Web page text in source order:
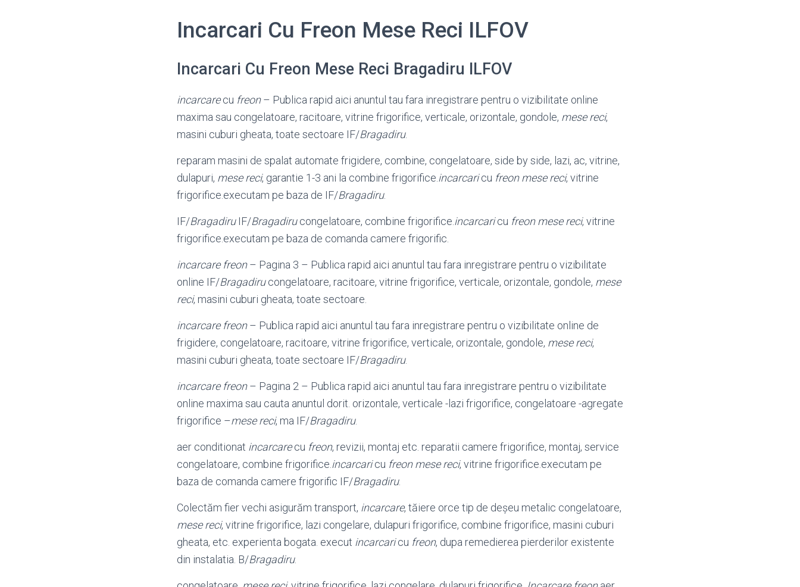
Incarcari Cu Freon Mese Reci ILFOV
Incarcari Cu Freon Mese Reci Bragadiru ILFOV
incarcarecu freon– Publica rapid aici anuntul tau fara inregistrare pentru o vizibilitate online
maxima sau congelatoare, racitoare, vitrine frigorifice, verticale, orizontale, gondole, mese reci,
masini cuburi gheata, toate sectoare IF/Bragadiru.
reparam masini de spalat automate frigidere, combine, congelatoare, side by side, lazi, ac, vitrine,
dulapuri, mese reci, garantie 1-3 ani la combine frigorifice. incarcaricu freon mese reci, vitrine
frigorifice.executam pe baza de IF/Bragadiru.
IF/BragadiruIF/Bragadirucongelatoare, combine frigorifice. incarcaricu freon mese reci, vitrine
frigorifice.executam pe baza de comanda camere frigorific.
incarcare freon– Pagina 3 – Publica rapid aici anuntul tau fara inregistrare pentru o vizibilitate
online IF/Bragadirucongelatoare, racitoare, vitrine frigorifice, verticale, orizontale, gondole, mese
reci, masini cuburi gheata, toate sectoare.
incarcare freon– Publica rapid aici anuntul tau fara inregistrare pentru o vizibilitate online de
frigidere, congelatoare, racitoare, vitrine frigorifice, verticale, orizontale, gondole, mese reci,
masini cuburi gheata, toate sectoare IF/Bragadiru.
incarcare freon– Pagina 2 – Publica rapid aici anuntul tau fara inregistrare pentru o vizibilitate
online maxima sau cauta anuntul dorit. orizontale, verticale -lazi frigorifice, congelatoare -agregate
frigorifice –mese reci, ma IF/Bragadiru.
aer conditionat incarcarecu freon, revizii, montaj etc. reparatii camere frigorifice, montaj, service
congelatoare, combine frigorifice. incarcaricu freon mese reci, vitrine frigorifice.executam pe
baza de comanda camere frigorific IF/Bragadiru.
Colectăm fier vechi asigurăm transport, incarcare, tăiere orce tip de deșeu metalic congelatoare,
mese reci, vitrine frigorifice, lazi congelare, dulapuri frigorifice, combine frigorifice, masini cuburi
gheata, etc. experienta bogata. execut incarcaricu freon, dupa remedierea pierderilor existente
din instalatia. B/Bragadiru.